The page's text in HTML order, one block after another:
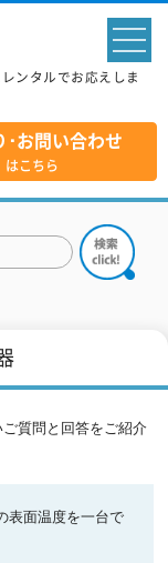
ンタルでお応えしま
･お問い合わせ
はこちら
質問と回答をご紹介
表面温度を一台で